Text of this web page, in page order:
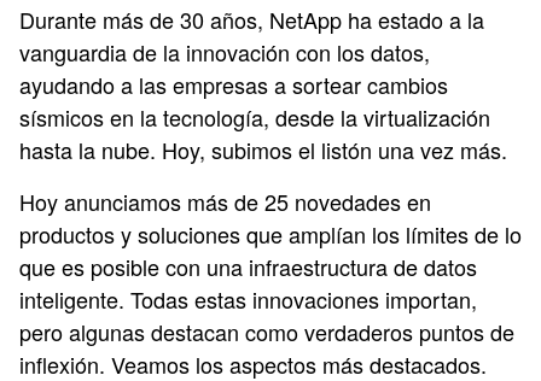
Durante más de 30 años, NetApp ha estado a la
vanguardia de la innovación con los datos,
ayudando a las empresas a sortear cambios
sísmicos en la tecnología, desde la virtualización
hasta la nube. Hoy, subimos el listón una vez más.
Hoy anunciamos más de 25 novedades en
productos y soluciones que amplían los límites de lo
que es posible con una infraestructura de datos
inteligente. Todas estas innovaciones importan,
pero algunas destacan como verdaderos puntos de
inflexión. Veamos los aspectos más destacados.